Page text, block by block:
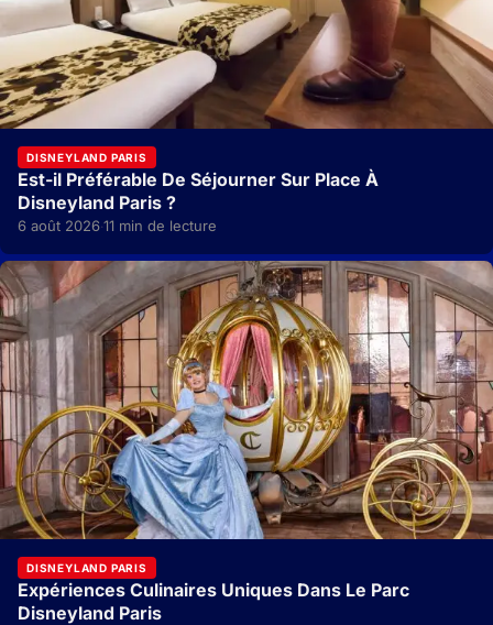
DISNEYLAND PARIS
Est-il Préférable De Séjourner Sur Place À
Disneyland Paris ?
6 août 2026·11 min de lecture
DISNEYLAND PARIS
Expériences Culinaires Uniques Dans Le Parc
Disneyland Paris